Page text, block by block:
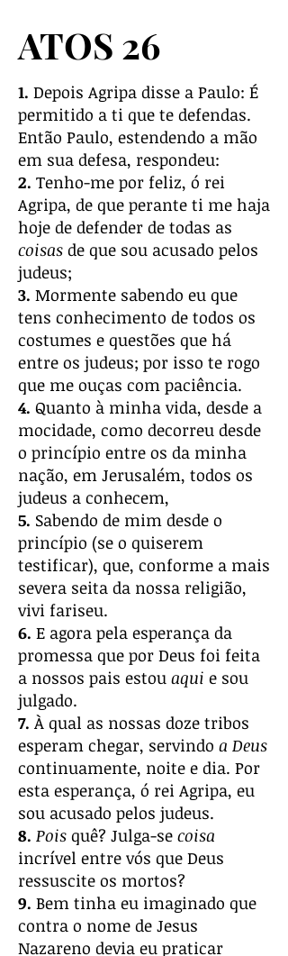
ATOS 26
1. Depois Agripa disse a Paulo: É
permitido a ti que te defendas.
Então Paulo, estendendo a mão
em sua defesa, respondeu:
2. Tenho-me por feliz, ó rei
Agripa, de que perante ti me haja
hoje de defender de todas as
coisas de que sou acusado pelos
judeus;
3. Mormente sabendo eu que
tens conhecimento de todos os
costumes e questões que há
entre os judeus; por isso te rogo
que me ouças com paciência.
4. Quanto à minha vida, desde a
mocidade, como decorreu desde
o princípio entre os da minha
nação, em Jerusalém, todos os
judeus a conhecem,
5. Sabendo de mim desde o
princípio (se o quiserem
testificar), que, conforme a mais
severa seita da nossa religião,
vivi fariseu.
6. E agora pela esperança da
promessa que por Deus foi feita
a nossos pais estou aqui e sou
julgado.
7. À qual as nossas doze tribos
esperam chegar, servindo a Deus
continuamente, noite e dia. Por
esta esperança, ó rei Agripa, eu
sou acusado pelos judeus.
8. Pois quê? Julga-se coisa
incrível entre vós que Deus
ressuscite os mortos?
9. Bem tinha eu imaginado que
contra o nome de Jesus
Nazareno devia eu praticar